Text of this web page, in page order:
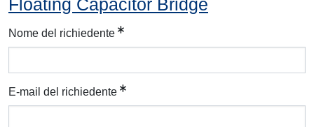
Floating Capacitor Bridge
Nome del richiedente
E-mail del richiedente